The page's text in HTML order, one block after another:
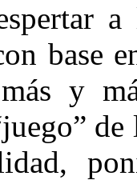
a
base
y